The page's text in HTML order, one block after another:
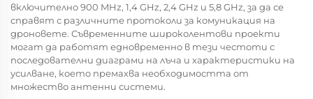
включително 900 MHz, 1,4 GHz, 2,4 GHz и 5,8 GHz, за да се
справят с различните протоколи за комуникация на
дроновете. Съвременните широколентови проекти
могат да работят едновременно в тези честоти с
последователни диаграми на лъча и характеристики на
усилване, което премахва необходимостта от
множество антенни системи.